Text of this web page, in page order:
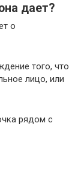
дает?
о
того, что
лицо, или
рядом с